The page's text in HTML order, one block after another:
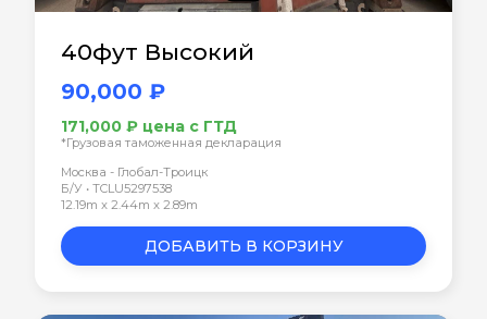
40фут Высокий
90,000 ₽
171,000 ₽ цена с ГТД
*Грузовая таможенная декларация
Москва - Глобал-Троицк
Б/У • TCLU5297538
12.19m x 2.44m x 2.89m
ДОБАВИТЬ В КОРЗИНУ